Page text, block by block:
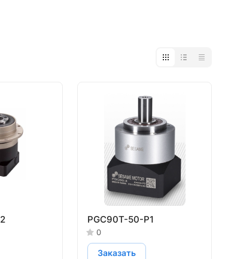
PGC90T-50-P1
0
Заказать